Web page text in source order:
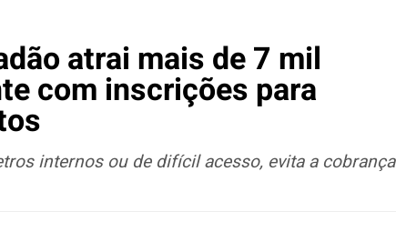
atrai mais de 7 mil
com inscrições para
internos ou de difícil acesso, evita a cobrança